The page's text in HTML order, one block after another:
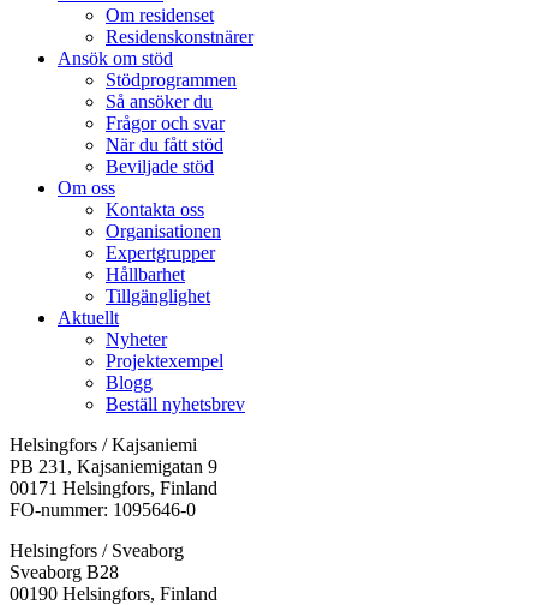
Om residenset
Residenskonstnärer
Ansök om stöd
Stödprogrammen
Så ansöker du
Frågor och svar
När du fått stöd
Beviljade stöd
Om oss
Kontakta oss
Organisationen
Expertgrupper
Hållbarhet
Tillgänglighet
Aktuellt
Nyheter
Projektexempel
Blogg
Beställ nyhetsbrev
Helsingfors / Kajsaniemi
PB 231, Kajsaniemigatan 9
00171 Helsingfors, Finland
FO-nummer: 1095646-0
Helsingfors / Sveaborg
Sveaborg B28
00190 Helsingfors, Finland